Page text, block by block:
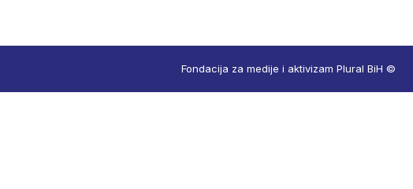
Fondacija za medije i aktivizam Plural BiH ©